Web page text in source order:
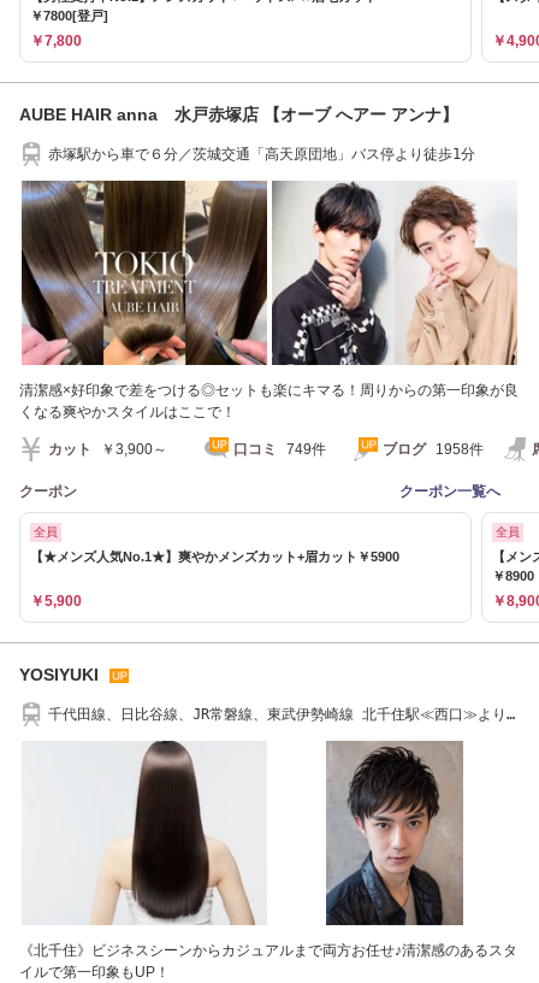
￥7800[登戸]
￥7,800 ￥
AUBE HAIR anna 水戸赤塚店 【オーブ へアー アンナ】
赤塚駅から車で６分／茨城交通「高天原団地」バス停より徒歩1分
清潔感×好印象で差をつける◎セットも楽にキマる！周りからの第一印象が良
くなる爽やかスタイルはここで！
カット ￥3,900～ 口コミ 749件 ブログ 1958件
クーポン クーポン一覧へ
全員
【★メンズ人気No.1★】爽やかメンズカット+眉カット￥5900
￥5,900
全員
【メ
￥8900
￥
YOSIYUKI
千代田線、日比谷線、JR常磐線、東武伊勢崎線 北千住駅≪西口≫より
《北千住》ビジネスシーンからカジュアルまで両方お任せ♪清潔感のあるスタ
イルで第一印象もUP！